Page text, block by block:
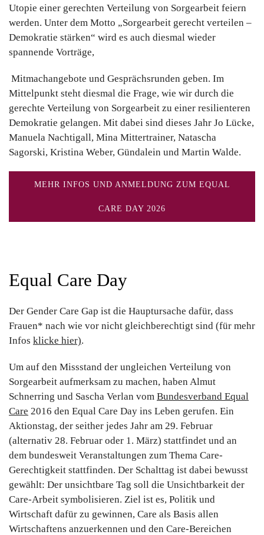
Utopie einer gerechten Verteilung von Sorgearbeit feiern
werden. Unter dem Motto „Sorgearbeit gerecht verteilen –
Demokratie stärken“ wird es auch diesmal wieder
spannende Vorträge,
Mitmachangebote und Gesprächsrunden geben. Im
Mittelpunkt steht diesmal die Frage, wie wir durch die
gerechte Verteilung von Sorgearbeit zu einer resilienteren
Demokratie gelangen. Mit dabei sind dieses Jahr Jo Lücke,
Manuela Nachtigall, Mina Mittertrainer, Natascha
Sagorski, Kristina Weber, Gündalein und Martin Walde.
MEHR INFOS UND ANMELDUNG ZUM EQUAL
CARE DAY 2026
Equal Care Day
Der Gender Care Gap ist die Hauptursache dafür, dass
Frauen* nach wie vor nicht gleichberechtigt sind (für mehr
Infos klicke hier).
Um auf den Missstand der ungleichen Verteilung von
Sorgearbeit aufmerksam zu machen, haben Almut
Schnerring und Sascha Verlan vom Bundesverband Equal
Care 2016 den Equal Care Day ins Leben gerufen. Ein
Aktionstag, der seither jedes Jahr am 29. Februar
(alternativ 28. Februar oder 1. März) stattfindet und an
dem bundesweit Veranstaltungen zum Thema Care-
Gerechtigkeit stattfinden. Der Schalttag ist dabei bewusst
gewählt: Der unsichtbare Tag soll die Unsichtbarkeit der
Care-Arbeit symbolisieren. Ziel ist es, Politik und
Wirtschaft dafür zu gewinnen, Care als Basis allen
Wirtschaftens anzuerkennen und den Care-Bereichen